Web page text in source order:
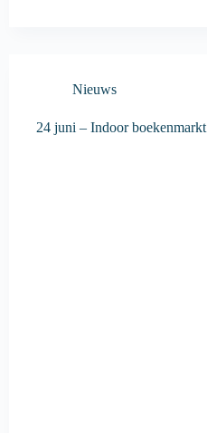
Nieuws
24 juni – Indoor